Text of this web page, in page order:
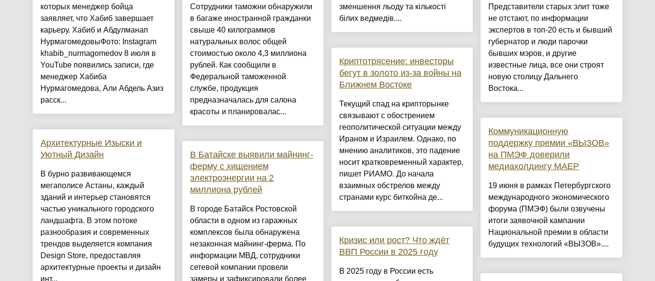
которых менеджер бойца
заявляет, что Хабиб завершает
карьеру. Хабиб и Абдулманап
НурмагомедовыФото: Instagram
khabib_nurmagomedov 8 июля в
YouTube появились записи, где
менеджер Хабиба
Нурмагомедова, Али Абдель Азиз
расск...
Архитектурные Изыски и
Уютный Дизайн
​В бурно развивающемся
мегаполисе Астаны, каждый
зданий и интерьер становятся
частью уникального городского
ландшафта. В этом потоке
разнообразия и современных
трендов выделяется компания
Design Store, предоставляя
архитектурные проекты и дизайн
инт...
Сотрудники таможни обнаружили
в багаже иностранной гражданки
свыше 40 килограммов
натуральных волос общей
стоимостью около 4,3 миллиона
рублей. Как сообщили в
Федеральной таможенной
службе, продукция
предназначалась для салона
красоты и планировалас...
В Батайске выявили майнинг-
ферму с хищением
электроэнергии на 2
миллиона рублей
В городе Батайск Ростовской
области в одном из гаражных
комплексов была обнаружена
незаконная майнинг-ферма. По
информации МВД, сотрудники
сетевой компании провели
замеры и зафиксировали более
зменшення льоду та кількості
білих ведмедів....
Криптотрясение: инвесторы
бегут в золото из-за войны на
Ближнем Востоке
Текущий спад на крипторынке
связывают с обострением
геополитической ситуации между
Ираном и Израилем. Однако, по
мнению аналитиков, это падение
носит кратковременный характер,
пишет РИАМО. До начала
взаимных обстрелов между
странами курс биткойна де...
Кризис или рост? Что ждёт
ВВП России в 2025 году
В 2025 году в России есть
Представители старых элит тоже
не отстают, по информации
экспертов в топ-20 есть и бывший
губернатор и люди парочки
бывших мэров, и другие
известные лица, все они строят
новую столицу Дальнего
Востока...
Коммуникационную
поддержку премии «ВЫЗОВ»
на ПМЭФ доверили
медиахолдингу МАЕР
19 июня в рамках Петербургского
международного экономического
форума (ПМЭФ) были озвучены
итоги заявочной кампании
Национальной премии в области
будущих технологий «ВЫЗОВ»....